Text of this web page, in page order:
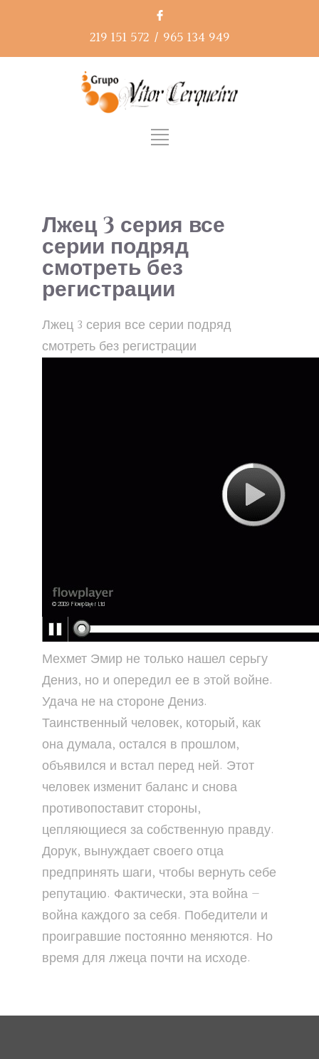
219 151 572 / 965 134 949
Лжец 3 серия все
серии подряд
смотреть без
регистрации
Лжец 3 серия все серии подряд
смотреть без регистрации
Мехмет Эмир не только нашел серьгу
Дениз, но и опередил ее в этой войне.
Удача не на стороне Дениз.
Таинственный человек, который, как
она думала, остался в прошлом,
объявился и встал перед ней. Этот
человек изменит баланс и снова
противопоставит стороны,
цепляющиеся за собственную правду.
Дорук, вынуждает своего отца
предпринять шаги, чтобы вернуть себе
репутацию. Фактически, эта война —
война каждого за себя. Победители и
проигравшие постоянно меняются. Но
время для лжеца почти на исходе.